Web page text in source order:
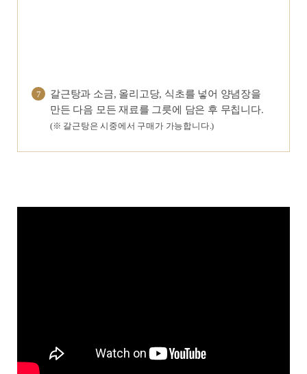
7 갈근탕과 소금, 올리고당, 식초를 넣어 양념장을
만든 다음 모든 재료를 그릇에 담은 후 무칩니다.
(※ 갈근탕은 시중에서 구매가 가능합니다.)